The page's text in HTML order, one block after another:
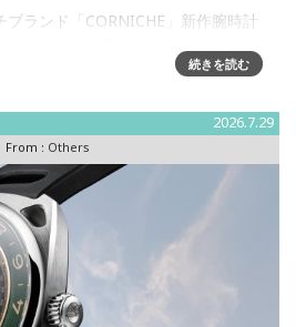
ブランド「CORNICHE」新作腕時計
登場株式会社ビヨンクールが運営す
続きを読む
2026.7.29
From : Others